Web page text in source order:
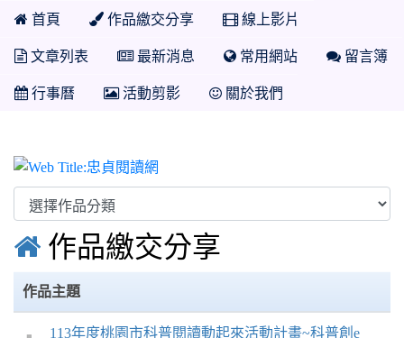
首頁 作品繳交分享 線上影片
文章列表 最新消息 常用網站 留言簿
行事曆 活動剪影 關於我們
 作品繳交分享
作品主題
113年度桃園市科普閱讀動起來活動計畫~科普創e